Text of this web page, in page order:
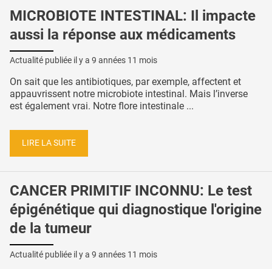
MICROBIOTE INTESTINAL: Il impacte
aussi la réponse aux médicaments
Actualité publiée il y a 9 années 11 mois
On sait que les antibiotiques, par exemple, affectent et
appauvrissent notre microbiote intestinal. Mais l’inverse
est également vrai. Notre flore intestinale ...
LIRE LA SUITE
CANCER PRIMITIF INCONNU: Le test
épigénétique qui diagnostique l'origine
de la tumeur
Actualité publiée il y a 9 années 11 mois